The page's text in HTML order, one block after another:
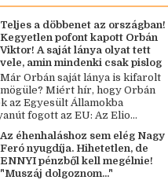
Teljes a döbbenet az országban!
Kegyetlen pofont kapott Orbán
Viktor! A saját lánya olyat tett
vele, amin mindenki csak pislog
Már Orbán saját lánya is kifarolt
mögüle? Miért hír, hogy Orbán
az Egyesült Államokba
fogott az EU: Az Elio...
Az éhenhaláshoz sem elég Nagy
Feró nyugdíja. Hihetetlen, de
ENNYI pénzből kell megélnie!
"Muszáj dolgoznom..."